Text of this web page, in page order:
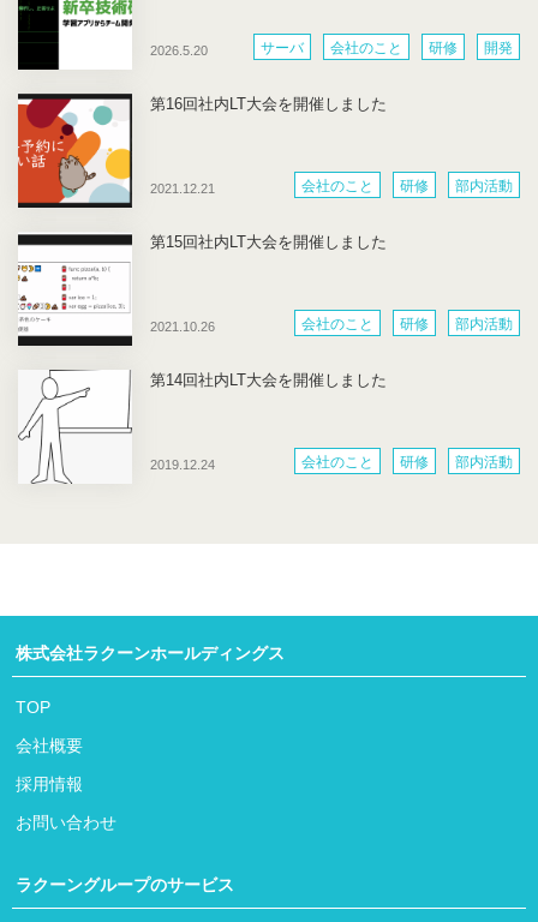
2026.5.20 サーバ 会社のこと 研修 開発
2021.12.21
第16回社内LT大会を開催しました
会社のこと 研修 部内活動
2021.10.26
第15回社内LT大会を開催しました
会社のこと 研修 部内活動
2019.12.24
第14回社内LT大会を開催しました
会社のこと 研修 部内活動
株式会社ラクーンホールディングス
TOP
会社概要
採用情報
お問い合わせ
ラクーングループのサービス